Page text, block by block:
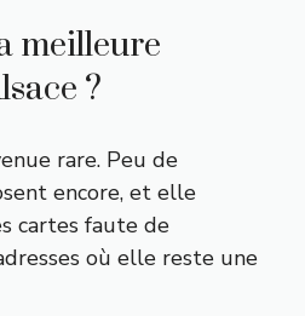
meilleure
?
rare. Peu de
encore, et elle
cartes faute de
où elle reste une